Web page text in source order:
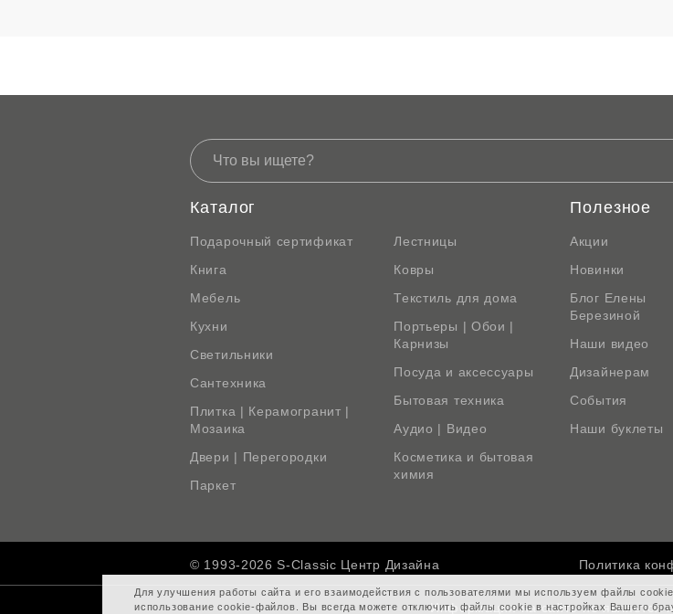
Каталог
Подарочный сертификат
Книга
Мебель
Кухни
Светильники
Сантехника
Плитка | Керамогранит |
Мозаика
Двери | Перегородки
Паркет
Лестницы
Ковры
Текстиль для дома
Портьеры | Обои |
Карнизы
Посуда и аксессуары
Бытовая техника
Аудио | Видео
Косметика и бытовая
химия
Полезное
Акции
Новинки
Блог Елены
Березиной
Наши видео
Дизайнерам
События
Наши буклеты
© 1993-2026 S-Classic Центр Дизайна Политика
Информация на сайте не является
Для улучшения работы сайта и его взаимодействия с пользователями мы используем файлы
использование cookie-файлов. Вы всегда можете отключить файлы cookie в настройках Вашего